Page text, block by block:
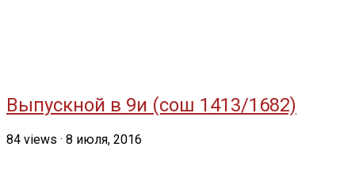
Выпускной в 9и (сош 1413/1682)
84 views · 8 июля, 2016